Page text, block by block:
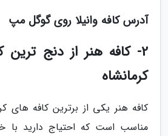
آدرس کافه وانیلا روی گوگل مپ
2- کافه هنر از دنج
کرمانشاه
کافه هنر یکی از برترین کافه های
مناسب است که احتیاج دارید با